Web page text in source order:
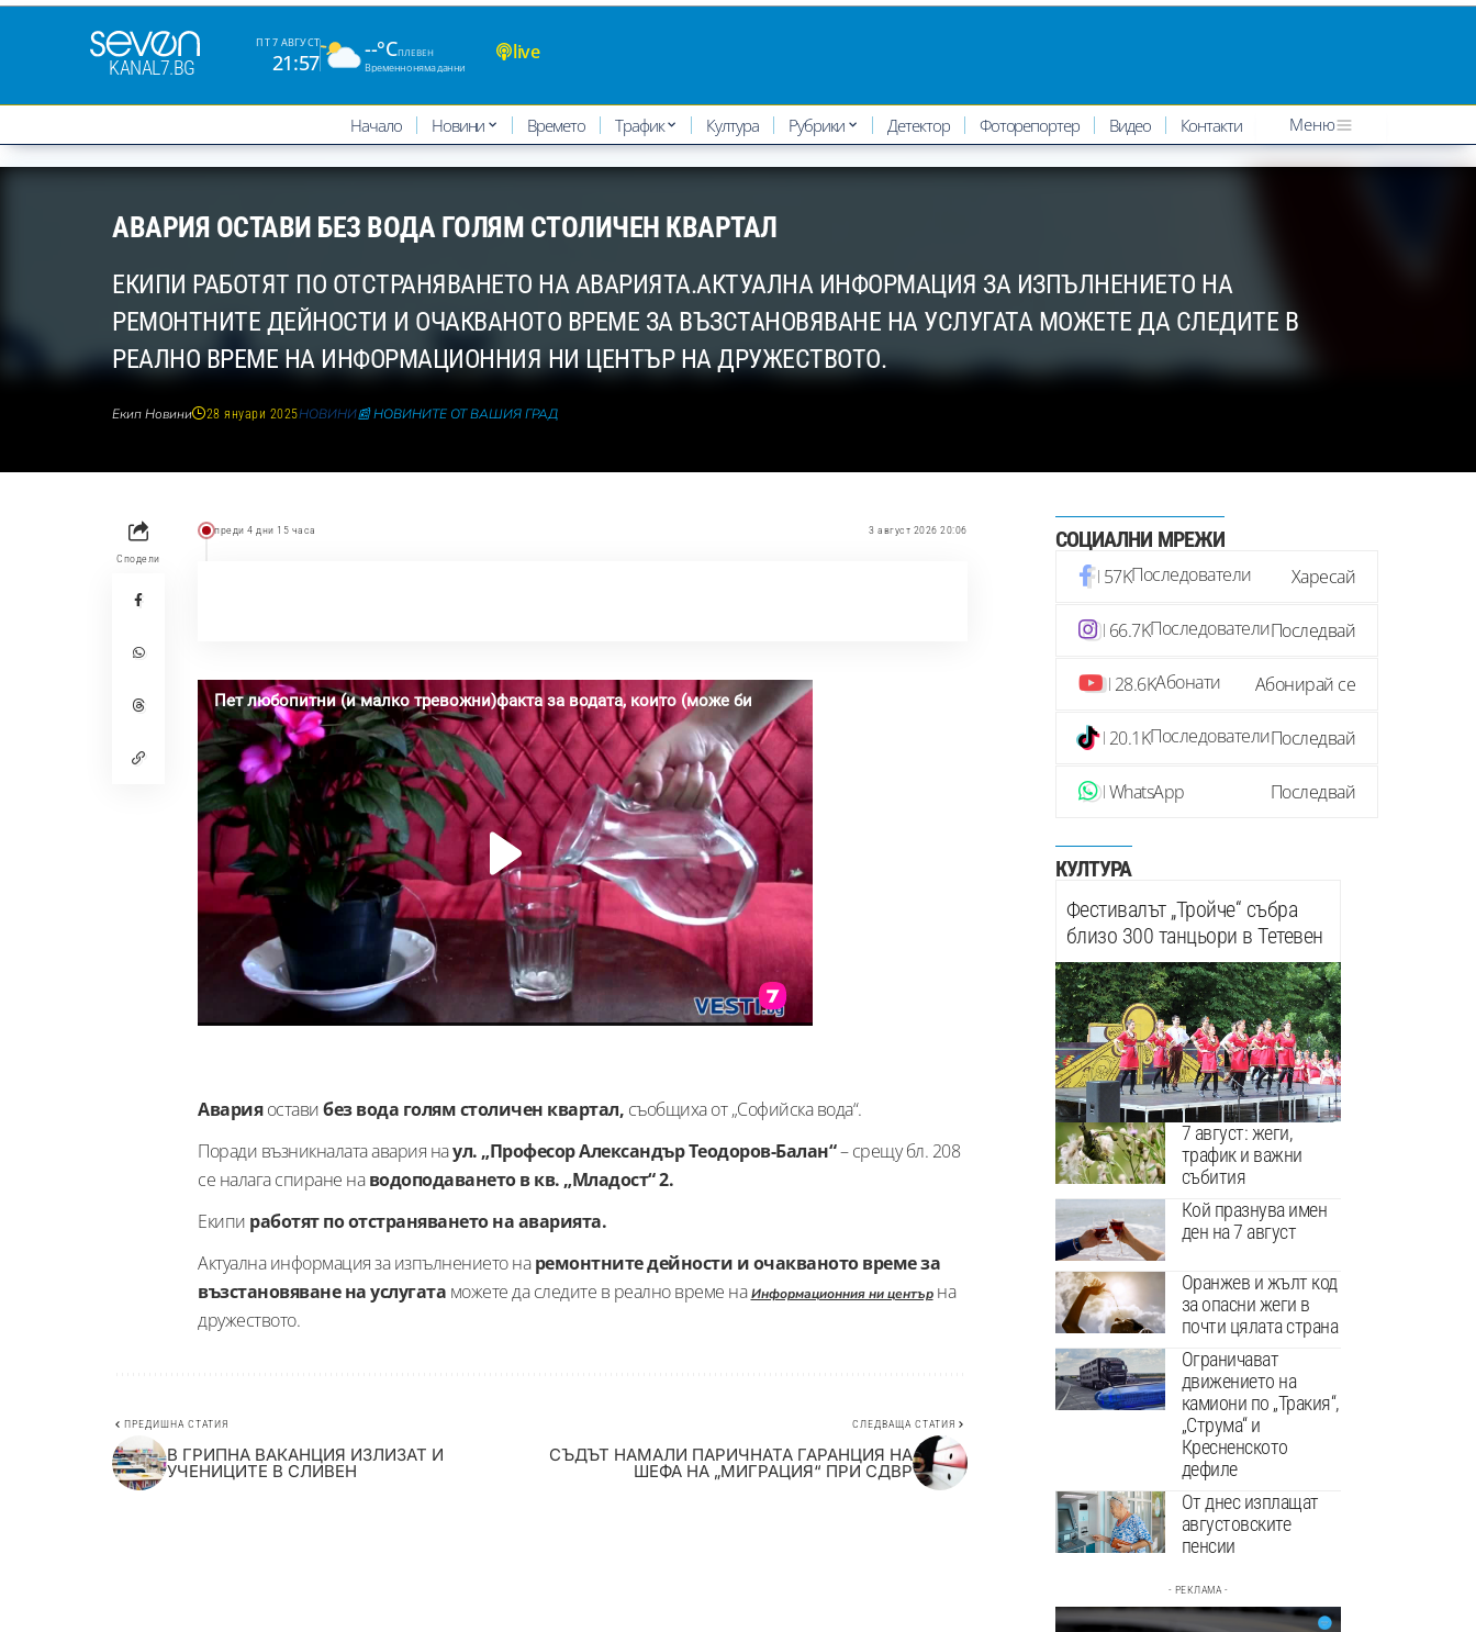
KANAL7.BG
ПТ 7 АВГУСТ
21:57
--°CПЛЕВЕН
Временно няма данни
live
Начало Новини Времето Трафик Култура Рубрики Детектор Фоторепортер Видео Контакти Меню
АВАРИЯ ОСТАВИ БЕЗ ВОДА ГОЛЯМ СТОЛИЧЕН КВАРТАЛ
ЕКИПИ РАБОТЯТ ПО ОТСТРАНЯВАНЕТО НА АВАРИЯТА.АКТУАЛНА ИНФОРМАЦИЯ ЗА ИЗПЪЛНЕНИЕТО НА
РЕМОНТНИТЕ ДЕЙНОСТИ И ОЧАКВАНОТО ВРЕМЕ ЗА ВЪЗСТАНОВЯВАНЕ НА УСЛУГАТА МОЖЕТЕ ДА СЛЕДИТЕ В
РЕАЛНО ВРЕМЕ НА ИНФОРМАЦИОННИЯ НИ ЦЕНТЪР НА ДРУЖЕСТВОТО.
Екип Новини 28 януари 2025НОВИНИ📰 НОВИНИТЕ ОТ ВАШИЯ ГРАД
Сподели
преди 4 дни 15 часа 3 август 2026 20:06
Аварияоставибез вода голям столичен квартал, съобщиха от „Софийска вода“.
Поради възникналата авария наул. „Професор Александър Теодоров-Балан“– срещу бл. 208
се налага спиране наводоподаването в кв. „Младост“ 2.
Екипи работят по отстраняването на аварията.
Актуална информация за изпълнението наремонтните дейности и очакваното време за
възстановяване на услугата можете да следите в реално време наИнформационния ни центърна
дружеството.
ПРЕДИШНА СТАТИЯ
В ГРИПНА ВАКАНЦИЯ ИЗЛИЗАТ И
УЧЕНИЦИТЕ В СЛИВЕН
СЛЕДВАЩА СТАТИЯ
СЪДЪТ НАМАЛИ ПАРИЧНАТА ГАРАНЦИЯ НА
ШЕФА НА „МИГРАЦИЯ“ ПРИ СДВР
СОЦИАЛНИ МРЕЖИ
57KПоследователи Харесай
66.7KПоследователиПоследвай
28.6KАбонати Абонирай се
20.1KПоследователиПоследвай
WhatsApp Последвай
КУЛТУРА
Фестивалът „Тройче“ събра
близо 300 танцьори в Тетевен
7 август: жеги,
трафик и важни
събития
Кой празнува имен
ден на 7 август
Оранжев и жълт код
за опасни жеги в
почти цялата страна
Ограничават
движението на
камиони по „Тракия“,
„Струма“ и
Кресненското
дефиле
От днес изплащат
августовските
пенсии
- РЕКЛАМА -